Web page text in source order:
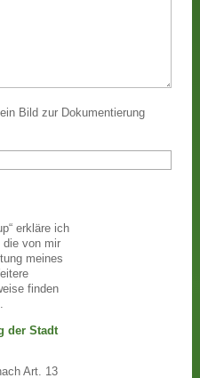
Bild zur Dokumentierung
erkläre ich
die von mir
meines
finden
der Stadt
Art. 13